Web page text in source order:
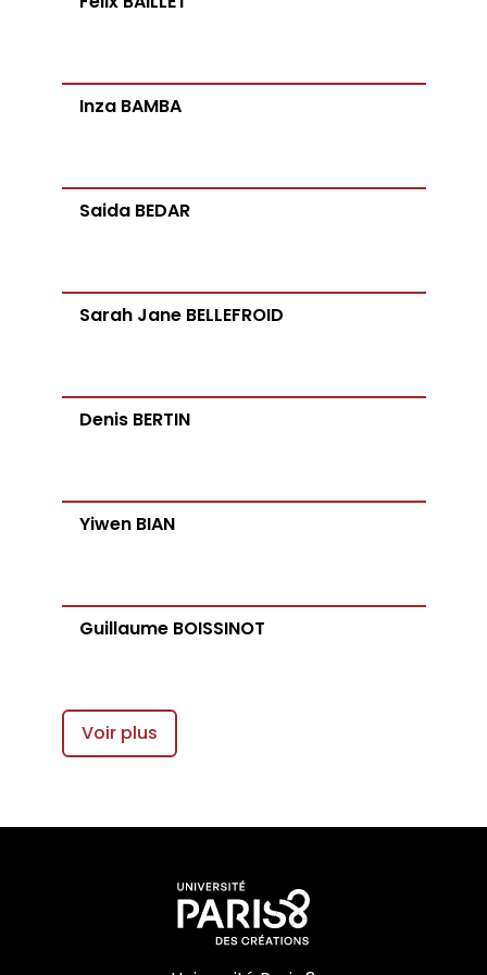
Inza BAMBA
Saida BEDAR
Sarah Jane BELLEFROID
Denis BERTIN
Yiwen BIAN
Guillaume BOISSINOT
Voir plus